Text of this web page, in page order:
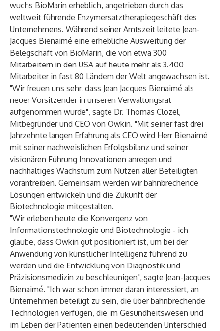
wuchs BioMarin erheblich, angetrieben durch das
weltweit führende Enzymersatztherapiegeschäft des
Unternehmens. Während seiner Amtszeit leitete Jean-
Jacques Bienaimé eine erhebliche Ausweitung der
Belegschaft von BioMarin, die von etwa 300
Mitarbeitern in den USA auf heute mehr als 3.400
Mitarbeiter in fast 80 Ländern der Welt angewachsen ist.
"Wir freuen uns sehr, dass Jean Jacques Bienaimé als
neuer Vorsitzender in unseren Verwaltungsrat
aufgenommen wurde", sagte Dr. Thomas Clozel,
Mitbegründer und CEO von Owkin. "Mit seiner fast drei
Jahrzehnte langen Erfahrung als CEO wird Herr Bienaimé
mit seiner nachweislichen Erfolgsbilanz und seiner
visionären Führung Innovationen anregen und
nachhaltiges Wachstum zum Nutzen aller Beteiligten
vorantreiben. Gemeinsam werden wir bahnbrechende
Lösungen entwickeln und die Zukunft der
Biotechnologie mitgestalten.
"Wir erleben heute die Konvergenz von
Informationstechnologie und Biotechnologie - ich
glaube, dass Owkin gut positioniert ist, um bei der
Anwendung von künstlicher Intelligenz führend zu
werden und die Entwicklung von Diagnostik und
Präzisionsmedizin zu beschleunigen", sagte Jean-Jacques
Bienaimé. "Ich war schon immer daran interessiert, an
Unternehmen beteiligt zu sein, die über bahnbrechende
Technologien verfügen, die im Gesundheitswesen und
im Leben der Patienten einen bedeutenden Unterschied